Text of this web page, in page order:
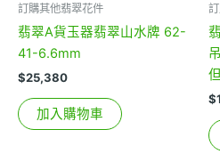
訂購其他翡翠花件
翡翠A貨玉器翡翠山水牌 62-
41-6.6mm
$25,380
加入購物車
$